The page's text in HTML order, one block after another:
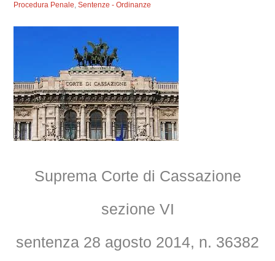
Procedura Penale,Sentenze - Ordinanze
Suprema Corte di Cassazione
sezione VI
sentenza 28 agosto 2014, n. 36382